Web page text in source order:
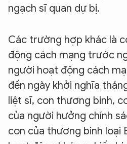
ngạch sĩ quan dự bị.
Các trường hợp khác là
động cách mạng trước
người hoạt động cách
đến ngày khởi nghĩa
liệt sĩ, con thương binh,
của người hưởng chính
con của thương binh loại